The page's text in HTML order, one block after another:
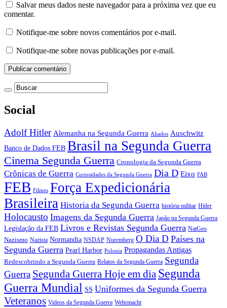
Salvar meus dados neste navegador para a próxima vez que eu
comentar.
Notifique-me sobre novos comentários por e-mail.
Notifique-me sobre novas publicações por e-mail.
Social
Adolf Hitler Alemanha na Segunda Guerra Aliados Auschwitz
Banco de Dados FEB Brasil na Segunda Guerra
Cinema Segunda Guerra Cronologia da Segunda Guerra
Crônicas de Guerra Curiosidades da Segunda Guerra Dia D Eixo FAB
FEB Filmes Força Expedicionária
Brasileira Historia da Segunda Guerra história militar Hitler
Holocausto Imagens da Segunda Guerra Japão na Segunda Guerra
Legislação da FEB Livros e Revistas Segunda Guerra NatGeo
Nazismo Nazista Normandia NSDAP Nuremberg O Dia D Países na
Segunda Guerra Pearl Harbor Polonia Propagandas Antigas
Redescobrindo a Segunda Guerra Relatos da Segunda Guerra Segunda
Guerra Segunda Guerra Hoje em dia Segunda
Guerra Mundial SS Uniformes da Segunda Guerra
Veteranos Videos da Segunda Guerra Wehrmacht